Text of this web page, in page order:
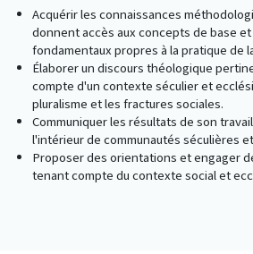
Acquérir les connaissances
donnent accès aux concepts de base
fondamentaux propres à la pratique de
Élaborer un discours théologique
compte d'un contexte séculier et
pluralisme et les fractures sociales.
Communiquer les résultats de son
l'intérieur de communautés séculières
Proposer des orientations et engager
tenant compte du contexte social et